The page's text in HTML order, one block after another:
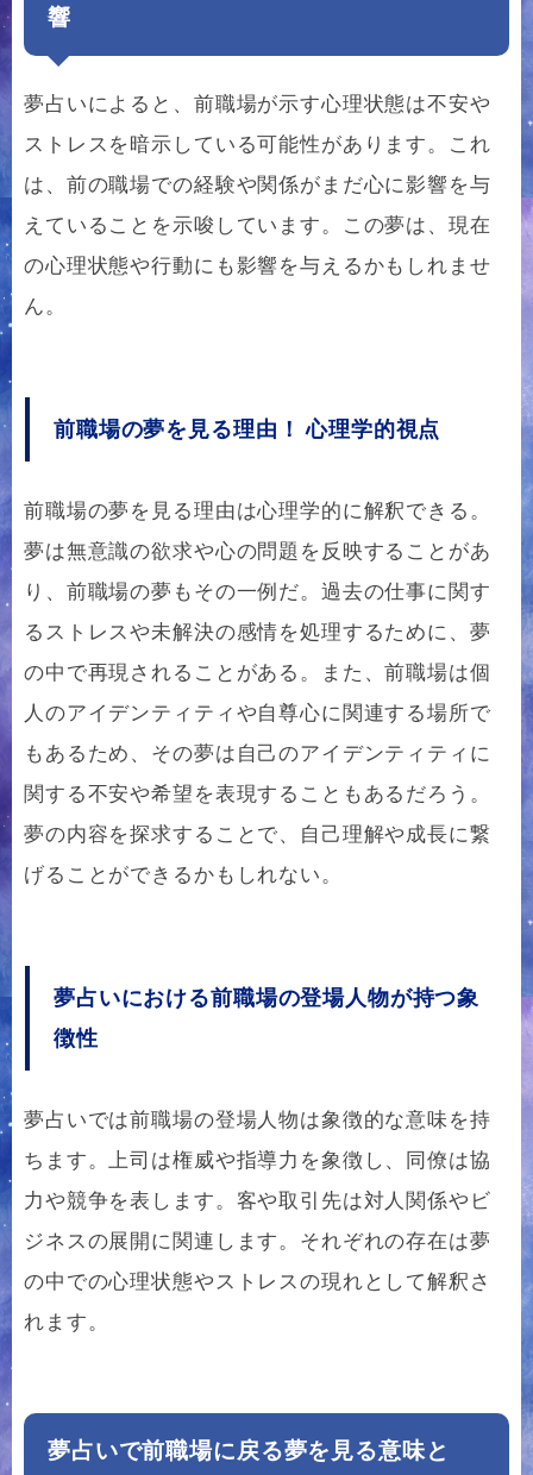
響
夢占いによると、前職場が示す心理状態は不安や
ストレスを暗示している可能性があります。これ
は、前の職場での経験や関係がまだ心に影響を与
えていることを示唆しています。この夢は、現在
の心理状態や行動にも影響を与えるかもしれませ
ん。
前職場の夢を見る理由！ 心理学的視点
前職場の夢を見る理由は心理学的に解釈できる。
夢は無意識の欲求や心の問題を反映することがあ
り、前職場の夢もその一例だ。過去の仕事に関す
るストレスや未解決の感情を処理するために、夢
の中で再現されることがある。また、前職場は個
人のアイデンティティや自尊心に関連する場所で
もあるため、その夢は自己のアイデンティティに
関する不安や希望を表現することもあるだろう。
夢の内容を探求することで、自己理解や成長に繋
げることができるかもしれない。
夢占いにおける前職場の登場人物が持つ象
徴性
夢占いでは前職場の登場人物は象徴的な意味を持
ちます。上司は権威や指導力を象徴し、同僚は協
力や競争を表します。客や取引先は対人関係やビ
ジネスの展開に関連します。それぞれの存在は夢
の中での心理状態やストレスの現れとして解釈さ
れます。
夢占いで前職場に戻る夢を見る意味と